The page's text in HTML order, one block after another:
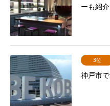
ーも紹介
3位
神戸市